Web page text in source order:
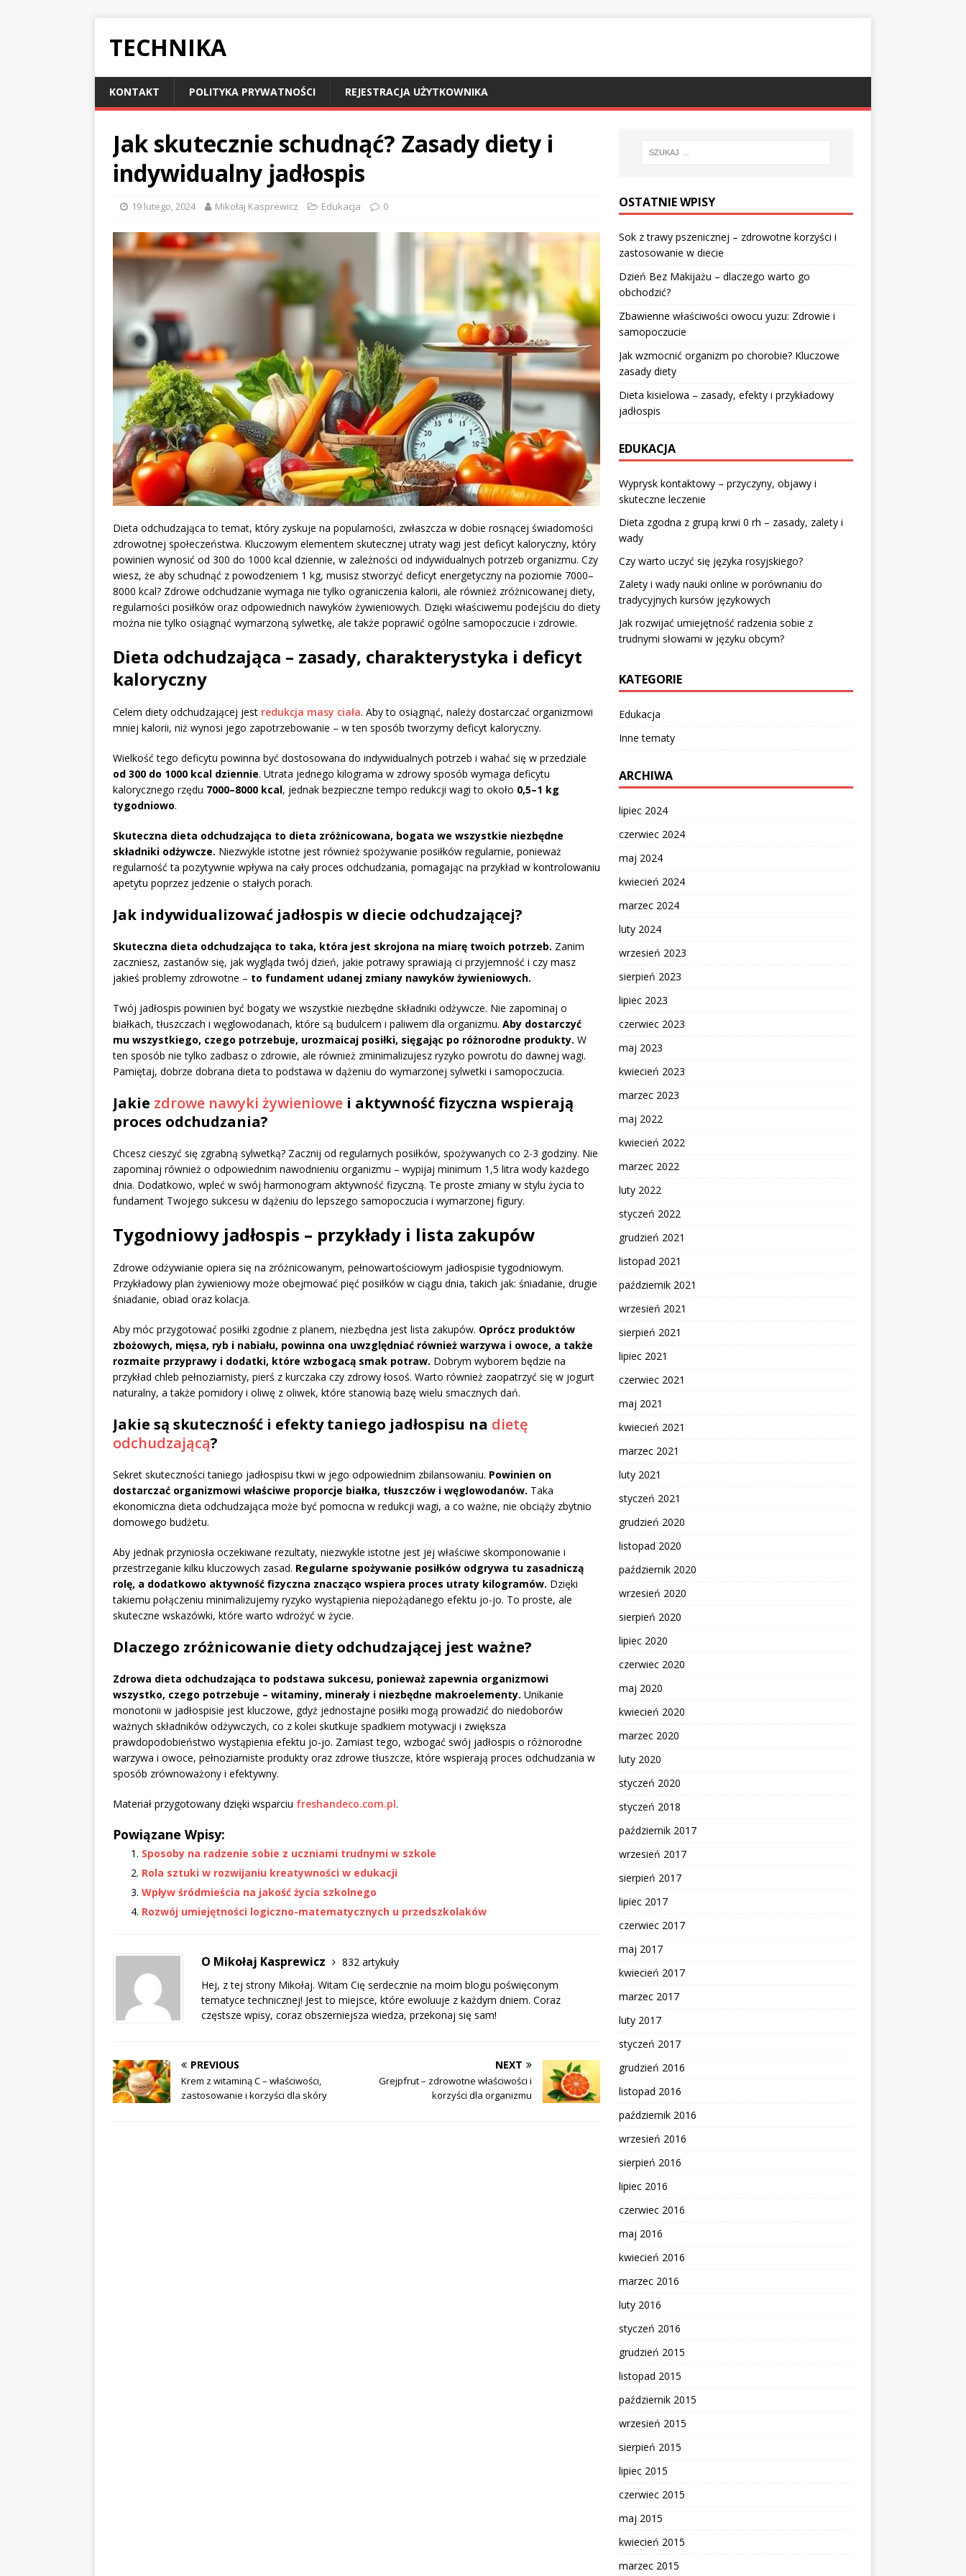
TECHNIKA
KONTAKT POLITYKA PRYWATNOŚCI REJESTRACJA UŻYTKOWNIKA
Jak skutecznie schudnąć? Zasady diety i
indywidualny jadłospis
19 lutego, 2024 Mikołaj Kasprewicz Edukacja 0
Dieta odchudzająca to temat, który zyskuje na popularności, zwłaszcza w dobie rosnącej świadomości
zdrowotnej społeczeństwa. Kluczowym elementem skutecznej utraty wagi jest deficyt kaloryczny, który
powinien wynosić od 300 do 1000 kcal dziennie, w zależności od indywidualnych potrzeb organizmu. Czy
wiesz, że aby schudnąć z powodzeniem 1 kg, musisz stworzyć deficyt energetyczny na poziomie 7000–
8000 kcal? Zdrowe odchudzanie wymaga nie tylko ograniczenia kalorii, ale również zróżnicowanej diety,
regularności posiłków oraz odpowiednich nawyków żywieniowych. Dzięki właściwemu podejściu do diety
można nie tylko osiągnąć wymarzoną sylwetkę, ale także poprawić ogólne samopoczucie i zdrowie.
Dieta odchudzająca – zasady, charakterystyka i deficyt
kaloryczny
Celem diety odchudzającej jest redukcja masy ciała. Aby to osiągnąć, należy dostarczać organizmowi
mniej kalorii, niż wynosi jego zapotrzebowanie – w ten sposób tworzymy deficyt kaloryczny.
Wielkość tego deficytu powinna być dostosowana do indywidualnych potrzeb i wahać się w przedziale
od 300 do 1000 kcal dziennie. Utrata jednego kilograma w zdrowy sposób wymaga deficytu
kalorycznego rzędu 7000–8000 kcal, jednak bezpieczne tempo redukcji wagi to około 0,5–1 kg
tygodniowo.
Skuteczna dieta odchudzająca to dieta zróżnicowana, bogata we wszystkie niezbędne
składniki odżywcze. Niezwykle istotne jest również spożywanie posiłków regularnie, ponieważ
regularność ta pozytywnie wpływa na cały proces odchudzania, pomagając na przykład w kontrolowaniu
apetytu poprzez jedzenie o stałych porach.
Jak indywidualizować jadłospis w diecie odchudzającej?
Skuteczna dieta odchudzająca to taka, która jest skrojona na miarę twoich potrzeb. Zanim
zaczniesz, zastanów się, jak wygląda twój dzień, jakie potrawy sprawiają ci przyjemność i czy masz
jakieś problemy zdrowotne – to fundament udanej zmiany nawyków żywieniowych.
Twój jadłospis powinien być bogaty we wszystkie niezbędne składniki odżywcze. Nie zapominaj o
białkach, tłuszczach i węglowodanach, które są budulcem i paliwem dla organizmu. Aby dostarczyć
mu wszystkiego, czego potrzebuje, urozmaicaj posiłki, sięgając po różnorodne produkty. W
ten sposób nie tylko zadbasz o zdrowie, ale również zminimalizujesz ryzyko powrotu do dawnej wagi.
Pamiętaj, dobrze dobrana dieta to podstawa w dążeniu do wymarzonej sylwetki i samopoczucia.
Jakie zdrowe nawyki żywieniowe i aktywność fizyczna wspierają
proces odchudzania?
Chcesz cieszyć się zgrabną sylwetką? Zacznij od regularnych posiłków, spożywanych co 2-3 godziny. Nie
zapominaj również o odpowiednim nawodnieniu organizmu – wypijaj minimum 1,5 litra wody każdego
dnia. Dodatkowo, wpleć w swój harmonogram aktywność fizyczną. Te proste zmiany w stylu życia to
fundament Twojego sukcesu w dążeniu do lepszego samopoczucia i wymarzonej figury.
Tygodniowy jadłospis – przykłady i lista zakupów
Zdrowe odżywianie opiera się na zróżnicowanym, pełnowartościowym jadłospisie tygodniowym.
Przykładowy plan żywieniowy może obejmować pięć posiłków w ciągu dnia, takich jak: śniadanie, drugie
śniadanie, obiad oraz kolacja.
Aby móc przygotować posiłki zgodnie z planem, niezbędna jest lista zakupów. Oprócz produktów
zbożowych, mięsa, ryb i nabiału, powinna ona uwzględniać również warzywa i owoce, a także
rozmaite przyprawy i dodatki, które wzbogacą smak potraw. Dobrym wyborem będzie na
przykład chleb pełnoziarnisty, pierś z kurczaka czy zdrowy łosoś. Warto również zaopatrzyć się w jogurt
naturalny, a także pomidory i oliwę z oliwek, które stanowią bazę wielu smacznych dań.
Jakie są skuteczność i efekty taniego jadłospisu na dietę
odchudzającą?
Sekret skuteczności taniego jadłospisu tkwi w jego odpowiednim zbilansowaniu. Powinien on
dostarczać organizmowi właściwe proporcje białka, tłuszczów i węglowodanów. Taka
ekonomiczna dieta odchudzająca może być pomocna w redukcji wagi, a co ważne, nie obciąży zbytnio
domowego budżetu.
Aby jednak przyniosła oczekiwane rezultaty, niezwykle istotne jest jej właściwe skomponowanie i
przestrzeganie kilku kluczowych zasad. Regularne spożywanie posiłków odgrywa tu zasadniczą
rolę, a dodatkowo aktywność fizyczna znacząco wspiera proces utraty kilogramów. Dzięki
takiemu połączeniu minimalizujemy ryzyko wystąpienia niepożądanego efektu jo-jo. To proste, ale
skuteczne wskazówki, które warto wdrożyć w życie.
Dlaczego zróżnicowanie diety odchudzającej jest ważne?
Zdrowa dieta odchudzająca to podstawa sukcesu, ponieważ zapewnia organizmowi
wszystko, czego potrzebuje – witaminy, minerały i niezbędne makroelementy. Unikanie
monotonii w jadłospisie jest kluczowe, gdyż jednostajne posiłki mogą prowadzić do niedoborów
ważnych składników odżywczych, co z kolei skutkuje spadkiem motywacji i zwiększa
prawdopodobieństwo wystąpienia efektu jo-jo. Zamiast tego, wzbogać swój jadłospis o różnorodne
warzywa i owoce, pełnoziarniste produkty oraz zdrowe tłuszcze, które wspierają proces odchudzania w
sposób zrównoważony i efektywny.
Materiał przygotowany dzięki wsparciu freshandeco.com.pl.
Powiązane Wpisy:
Sposoby na radzenie sobie z uczniami trudnymi w szkole
Rola sztuki w rozwijaniu kreatywności w edukacji
Wpływ śródmieścia na jakość życia szkolnego
Rozwój umiejętności logiczno-matematycznych u przedszkolaków
O Mikołaj Kasprewicz
832 artykuły
Hej, z tej strony Mikołaj. Witam Cię serdecznie na moim blogu poświęconym
tematyce technicznej! Jest to miejsce, które ewoluuje z każdym dniem. Coraz
częstsze wpisy, coraz obszerniejsza wiedza, przekonaj się sam!
PREVIOUS
Krem z witaminą C – właściwości,
zastosowanie i korzyści dla skóry
NEXT
Grejpfrut – zdrowotne właściwości i
korzyści dla organizmu
OSTATNIE WPISY
Sok z trawy pszenicznej – zdrowotne korzyści i
zastosowanie w diecie
Dzień Bez Makijażu – dlaczego warto go
obchodzić?
Zbawienne właściwości owocu yuzu: Zdrowie i
samopoczucie
Jak wzmocnić organizm po chorobie? Kluczowe
zasady diety
Dieta kisielowa – zasady, efekty i przykładowy
jadłospis
EDUKACJA
Wyprysk kontaktowy – przyczyny, objawy i
skuteczne leczenie
Dieta zgodna z grupą krwi 0 rh – zasady, zalety i
wady
Czy warto uczyć się języka rosyjskiego?
Zalety i wady nauki online w porównaniu do
tradycyjnych kursów językowych
Jak rozwijać umiejętność radzenia sobie z
trudnymi słowami w języku obcym?
KATEGORIE
Edukacja
Inne tematy
ARCHIWA
lipiec 2024
czerwiec 2024
maj 2024
kwiecień 2024
marzec 2024
luty 2024
wrzesień 2023
sierpień 2023
lipiec 2023
czerwiec 2023
maj 2023
kwiecień 2023
marzec 2023
maj 2022
kwiecień 2022
marzec 2022
luty 2022
styczeń 2022
grudzień 2021
listopad 2021
październik 2021
wrzesień 2021
sierpień 2021
lipiec 2021
czerwiec 2021
maj 2021
kwiecień 2021
marzec 2021
luty 2021
styczeń 2021
grudzień 2020
listopad 2020
październik 2020
wrzesień 2020
sierpień 2020
lipiec 2020
czerwiec 2020
maj 2020
kwiecień 2020
marzec 2020
luty 2020
styczeń 2020
styczeń 2018
październik 2017
wrzesień 2017
sierpień 2017
lipiec 2017
czerwiec 2017
maj 2017
kwiecień 2017
marzec 2017
luty 2017
styczeń 2017
grudzień 2016
listopad 2016
październik 2016
wrzesień 2016
sierpień 2016
lipiec 2016
czerwiec 2016
maj 2016
kwiecień 2016
marzec 2016
luty 2016
styczeń 2016
grudzień 2015
listopad 2015
październik 2015
wrzesień 2015
sierpień 2015
lipiec 2015
czerwiec 2015
maj 2015
kwiecień 2015
marzec 2015